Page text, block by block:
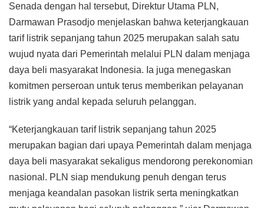
Senada dengan hal tersebut, Direktur Utama PLN,
Darmawan Prasodjo menjelaskan bahwa keterjangkauan
tarif listrik sepanjang tahun 2025 merupakan salah satu
wujud nyata dari Pemerintah melalui PLN dalam menjaga
daya beli masyarakat Indonesia. Ia juga menegaskan
komitmen perseroan untuk terus memberikan pelayanan
listrik yang andal kepada seluruh pelanggan.
“Keterjangkauan tarif listrik sepanjang tahun 2025
merupakan bagian dari upaya Pemerintah dalam menjaga
daya beli masyarakat sekaligus mendorong perekonomian
nasional. PLN siap mendukung penuh dengan terus
menjaga keandalan pasokan listrik serta meningkatkan